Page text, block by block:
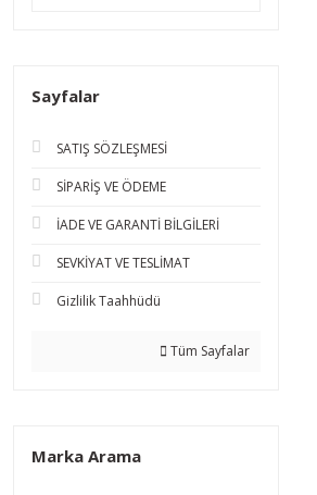
Sayfalar
SATIŞ SÖZLEŞMESİ
SİPARİŞ VE ÖDEME
İADE VE GARANTİ BİLGİLERİ
SEVKİYAT VE TESLİMAT
Gizlilik Taahhüdü
Tüm Sayfalar
Marka Arama